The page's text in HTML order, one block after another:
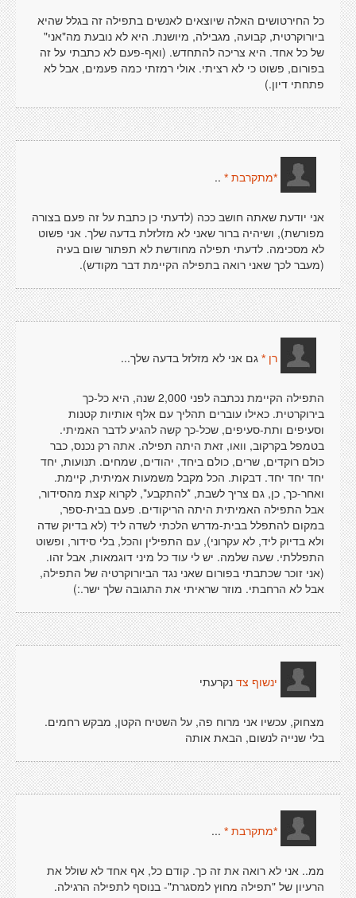
כל החירטושים האלה שיוצאים לאנשים בתפילה זה בגלל שהיא
ביורוקרטית, קבועה, מגבילה, מיושנת. היא לא נובעת מה"אני"
של כל אחד. היא צריכה להתחדש. (ואף-פעם לא כתבתי על זה
בפורום, פשוט כי לא רציתי. אולי רמזתי כמה פעמים, אבל לא
פתחתי דיון.)
*מתקרבת * ..
אני יודעת שאתה חושב ככה (לדעתי כן כתבת על זה פעם בצורה
מפורשת), ושיהיה ברור שאני לא מזלזלת בדעה שלך. אני פשוט
לא מסכימה. לדעתי תפילה מחודשת לא תפתור שום בעיה
(מעבר לכך שאני רואה בתפילה הקיימת דבר מקודש).
רן * גם אני לא מזלזל בדעה שלך...
התפילה הקיימת נכתבה לפני 2,000 שנה, היא כל-כך
בירוקרטית. כאילו עוברים תהליך עם אלף אותיות קטנות
וסעיפים ותת-סעיפים, שכל-כך קשה להגיע לדבר האמיתי.
בטמפל בקרקוב, וואו, זאת היתה תפילה. אתה רק נכנס, כבר
כולם רוקדים, שרים, כולם ביחד, יהודים, שמחים. תנועות, יחד
יחד יחד יחד. דבקות. הכל מקבל משמעות אמיתית, קיימת.
ואחר-כך, כן, גם צריך לשבת, *להתקבע*, לקרוא קצת מהסידור,
אבל התפילה האמיתית היתה הריקודים. פעם בבית-ספר,
במקום להתפלל בבית-מדרש הלכתי לשדה ליד (לא בדיוק שדה
ולא בדיוק ליד, לא עקרוני), עם התפילין והכל, בלי סידור, ופשוט
התפללתי. שעה שלמה. יש לי עוד כל מיני דוגמאות, אבל זהו.
(אני זוכר שכתבתי בפורום שאני נגד הביורוקרטיה של התפילה,
אבל לא הרחבתי. מוזר שראיתי את התגובה שלך ישר.:)
ינשוף צד נקרעתי
מצחוק, עכשיו אני מרוח פה, על השטיח הקטן, מבקש רחמים.
בלי שנייה לנשום, הבאת אותה
*מתקרבת * ...
ממ.. אני לא רואה את זה כך. קודם כל, אף אחד לא שולל את
הרעיון של "תפילה מחוץ למסגרת"- בנוסף לתפילה הרגילה.